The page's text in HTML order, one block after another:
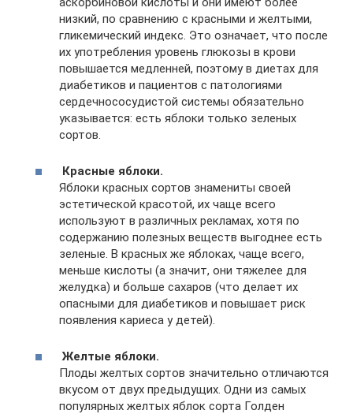
низкий, по сравнению с красными и желтыми,
гликемический индекс. Это означает, что после
их употребления уровень глюкозы в крови
повышается медленней, поэтому в диетах для
диабетиков и пациентов с патологиями
сердечнососудистой системы обязательно
указывается: есть яблоки только зеленых
сортов.
Красные яблоки.
Яблоки красных сортов знамениты своей
эстетической красотой, их чаще всего
используют в различных рекламах, хотя по
содержанию полезных веществ выгоднее есть
зеленые. В красных же яблоках, чаще всего,
меньше кислоты (а значит, они тяжелее для
желудка) и больше сахаров (что делает их
опасными для диабетиков и повышает риск
появления кариеса у детей).
Желтые яблоки.
Плоды желтых сортов значительно отличаются
вкусом от двух предыдущих. Одни из самых
популярных желтых яблок сорта Голден